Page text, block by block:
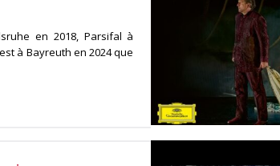
en 2018, Parsifal à
à Bayreuth en 2024 que